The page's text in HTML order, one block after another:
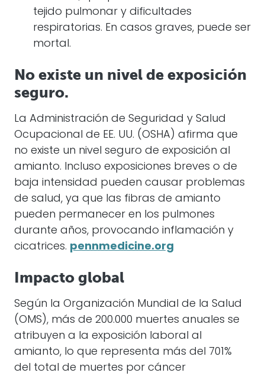
tejido pulmonar y dificultades
respiratorias. En casos graves, puede ser
mortal.
No existe un nivel de exposición
seguro.
La Administración de Seguridad y Salud
Ocupacional de EE. UU. (OSHA) afirma que
no existe un nivel seguro de exposición al
amianto. Incluso exposiciones breves o de
baja intensidad pueden causar problemas
de salud, ya que las fibras de amianto
pueden permanecer en los pulmones
durante años, provocando inflamación y
cicatrices. pennmedicine.org
Impacto global
Según la Organización Mundial de la Salud
(OMS), más de 200.000 muertes anuales se
atribuyen a la exposición laboral al
amianto, lo que representa más del 701%
del total de muertes por cáncer